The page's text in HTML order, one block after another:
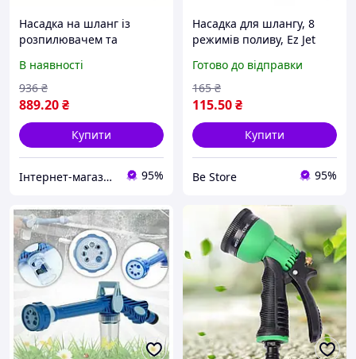
Насадка на шланг із
розпилювачем та
засобів 8 режимів роботи
Жовтий
В наявності
889.20₴
936 ₴
Купити
Інтернет-магазин товарів для дому "The Rechi" 95%
Насадка для шлангу, 8
режимів поливу, Ez Jet
Розпилювач води /
Насадка на садовий
шланг
Готово до відправки
115.50₴
165 ₴
Купити
Be Store 95%